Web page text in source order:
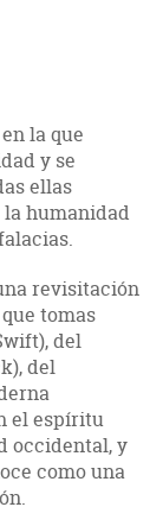
la que
y se
ellas
la humanidad
revisitación
tomas
del
del
el espíritu
occidental, y
como una